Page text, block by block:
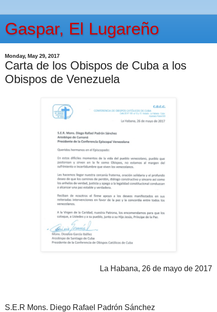
Gaspar, El Lugareño
Monday, May 29, 2017
Carta de los Obispos de Cuba a los
Obispos de Venezuela
La Habana, 26 de mayo de 2017
S.E.R Mons. Diego Rafael Padrón Sánchez